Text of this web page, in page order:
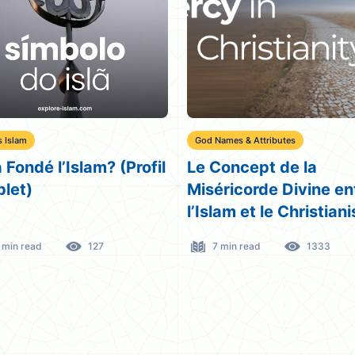
& Attributes
de la
Divine entre
read 1333
Morals & Ethics
La gentillesse envers
animaux dans le
Ils aiment aussi les
8 min read 2736